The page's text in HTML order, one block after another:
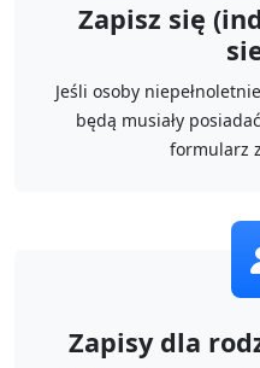
Zapisz się
Jeśli osoby
będą musiały
formularz
Zapisy dla